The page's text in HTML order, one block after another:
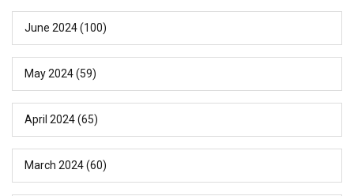
June 2024(100)
May 2024(59)
April 2024(65)
March 2024(60)